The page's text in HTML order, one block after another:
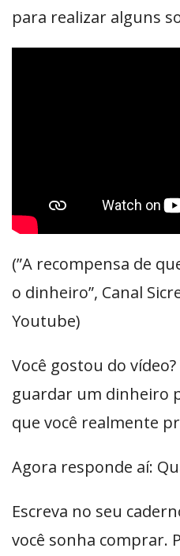
para realizar alguns
(”A recompensa de
o dinheiro”, Canal
Youtube)
Você gostou do
guardar um dinheiro
que você realmente
Agora responde aí:
Escreva no seu
você sonha comprar.